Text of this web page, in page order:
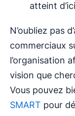
atteint
N’oubliez pas
commerciaux
l’organisation
vision que
Vous pouvez
SMART pour